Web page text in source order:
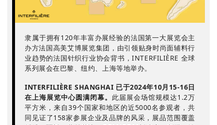
隶属于拥有120年丰富办展经验的法国第一大展览会主
办方法国高美艾博展览集团，由引领贴身时尚面辅料行
业趋势的法国针织行业协会背书，INTERFILIÈRE 全球
系列展会在巴黎、纽约、上海等地举办。
INTERFILIÈRE SHANGHAI 已于2024年10月15-16日
在上海展览中心圆满闭幕。 此届展会场馆规模达1.2万
平方米，来自39个国家和地区的近5000名参观者，共
同见证了158家参展企业及品牌的风采，展品范围覆盖